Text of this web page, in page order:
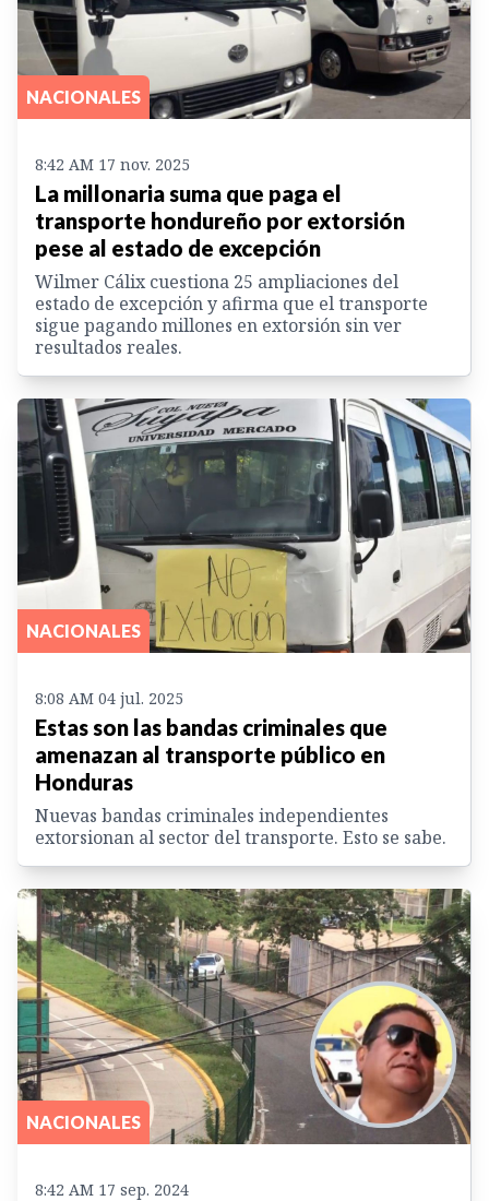
NACIONALES
8:42 AM 17 nov. 2025
La millonaria suma que paga el
transporte hondureño por extorsión
pese al estado de excepción
Wilmer Cálix cuestiona 25 ampliaciones del
estado de excepción y afirma que el transporte
sigue pagando millones en extorsión sin ver
resultados reales.
NACIONALES
8:08 AM 04 jul. 2025
Estas son las bandas criminales que
amenazan al transporte público en
Honduras
Nuevas bandas criminales independientes
extorsionan al sector del transporte. Esto se sabe.
NACIONALES
8:42 AM 17 sep. 2024